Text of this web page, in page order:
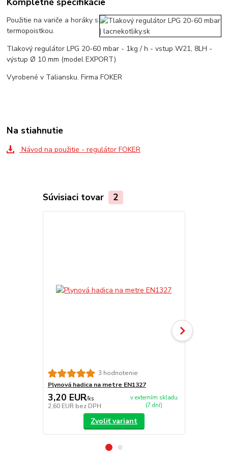
Použitie na variče a horáky s
termopoistkou.
Tlakový regulátor LPG 20-60 mbar - 1kg / h - vstup W21, 8LH -
výstup Ø 10 mm (model EXPORT)
Vyrobené v Taliansku. Firma FOKER
Na stiahnutie
Návod na použitie - regulátor FOKER
Súvisiaci tovar 2
3 hodnotenie
Plynová hadica na metre EN1327
3,20 EUR/ks
2,60 EUR bez DPH
v externím skladu
(7 dní)
Zvoliť variant